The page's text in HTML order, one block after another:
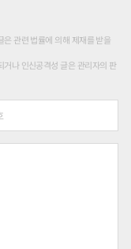
관련 법률에 의해 제재를 받을
나 인신공격성 글은 관리자의 판